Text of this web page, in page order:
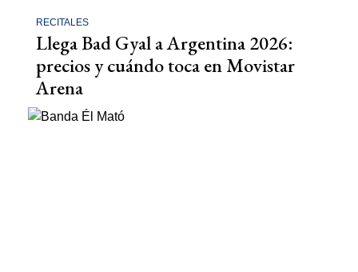
RECITALES
Llega Bad Gyal a Argentina 2026:
precios y cuándo toca en Movistar
Arena